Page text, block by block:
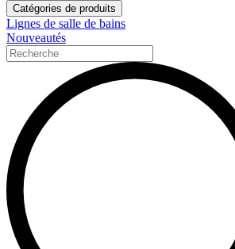
Catégories de produits
Lignes de salle de bains
Nouveautés